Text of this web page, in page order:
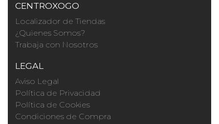
CENTROXOGO
Localizador de Tiendas
¿Quienes Somos?
Trabaja con Nosotros
LEGAL
Aviso Legal
Política de Privacidad
Política de Cookies
Condiciones de Compra